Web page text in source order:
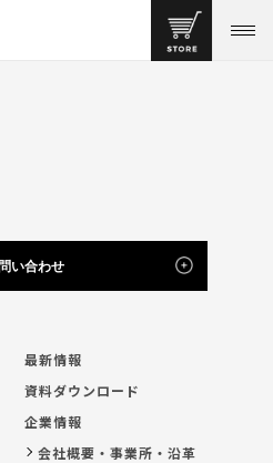
い合わせ
最新情報
資料ダウンロード
企業情報
会社概要・事業所・沿革